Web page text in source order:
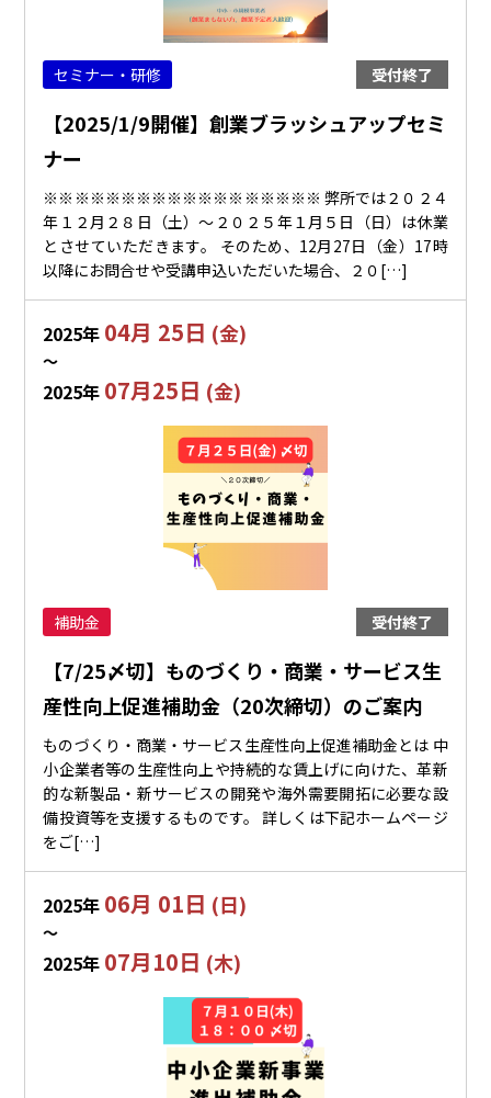
セミナー・研修 受付終了
【2025/1/9開催】創業ブラッシュアップセミ
ナー
※※※※※※※※※※※※※※※※※※ 弊所では２０２４
年１２月２８日（土）～２０２５年１月５日（日）は休業
とさせていただきます。 そのため、12月27日（金）17時
以降にお問合せや受講申込いただいた場合、２０[…]
2025年 04月 25日 (金)
〜
2025年 07月25日 (金)
補助金 受付終了
【7/25〆切】ものづくり・商業・サービス生
産性向上促進補助金（20次締切）のご案内
ものづくり・商業・サービス生産性向上促進補助金とは 中
小企業者等の生産性向上や持続的な賃上げに向けた、革新
的な新製品・新サービスの開発や海外需要開拓に必要な設
備投資等を支援するものです。 詳しくは下記ホームページ
をご[…]
2025年 06月 01日 (日)
〜
2025年 07月10日 (木)